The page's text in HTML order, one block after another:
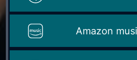
Amazon